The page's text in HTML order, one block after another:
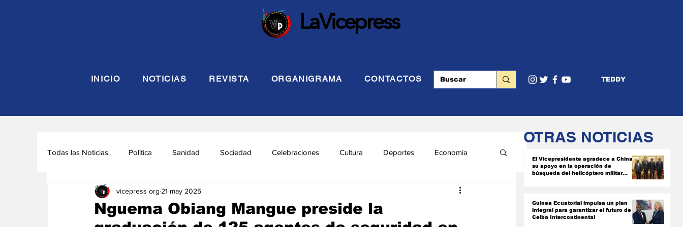
LaVicepress
INICIO NOTICIAS REVISTA ORGANIGRAMA CONTACTOS TEDDY
Todas las Noticias Política Sanidad Sociedad Celebraciones Cultura Deportes Economia
Seguridad y Defensa Turismo INTERIOR
Nguema Obiang Mangue preside la
vicepress org 21 may 2025
OTRAS NOTICIAS
El Vicepresidente agradece a China
su apoyo en la operación de
búsqueda del helicóptero militar
Guinea Ecuatorial impulsa un plan
integral para garantizar el futuro de
Ceiba Intercontinental